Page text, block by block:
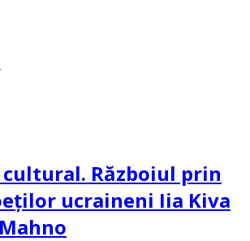
Războiul prin
ucraineni Iia Kiva